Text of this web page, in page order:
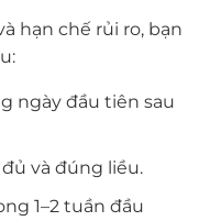
hạn chế rủi ro, bạn
ngày đầu tiên sau
và đúng liều.
1–2 tuần đầu